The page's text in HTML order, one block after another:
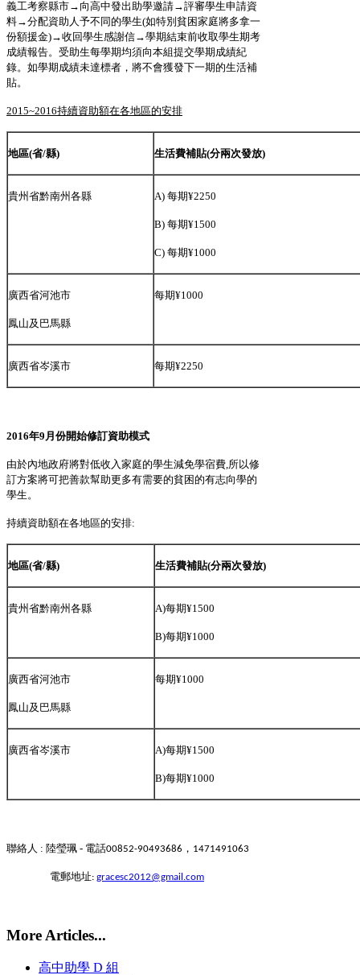
義工考察縣市→向高中發出助學邀請→評審學生申請資
料→分配資助人予不同的學生(如特別貧困家庭將多拿一
份額援金)→收回學生感謝信→學期結束前收取學生期考
成績報告。受助生每學期均須向本組提交學期成績紀
錄。如學期成績未達標者，將不會獲發下一期的生活補
貼。
2015~2016持續資助額在各地區的安排
地區(省/縣) 生活費補貼(分兩次發放)
貴州省黔南州各縣 A) 每期¥2250
B) 每期¥1500
C) 每期¥1000
廣西省河池市
鳳山及巴馬縣
每期¥1000
廣西省岑溪市 每期¥2250
2016年9月份開始修訂資助模式
由於內地政府將對低收入家庭的學生減免學宿費,所以修
訂方案將可把善款幫助更多有需要的貧困的有志向學的
學生。
持續資助額在各地區的安排:
地區(省/縣) 生活費補貼(分兩次發放)
貴州省黔南州各縣 A)每期¥1500
B)每期¥1000
廣西省河池市
鳳山及巴馬縣
每期¥1000
廣西省岑溪市 A)每期¥1500
B)每期¥1000
聯絡人 : 陸瑩珮 - 電話00852-90493686 ， 1471491063
電郵地址: gracesc2012@gmail.com
More Articles...
高中助學 D 組